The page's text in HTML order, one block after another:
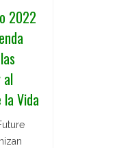
2022
al
la Vida